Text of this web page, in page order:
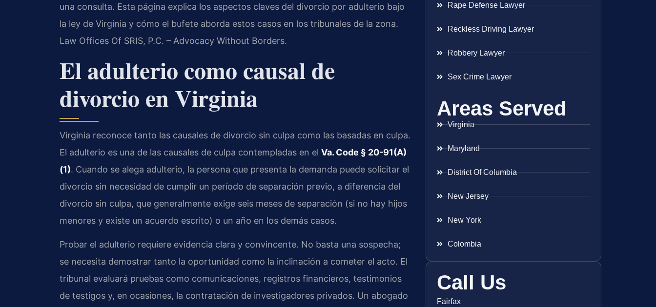
una consulta. Esta página explica los aspectos claves del divorcio por adulterio bajo
la ley de Virginia y cómo el bufete aborda estos casos en los tribunales de la zona.
Law Offices Of SRIS, P.C. – Advocacy Without Borders.
El adulterio como causal de
divorcio en Virginia
Virginia reconoce tanto las causales de divorcio sin culpa como las basadas en culpa.
El adulterio es una de las causales de culpa contempladas en el Va. Code § 20-91(A)
(1). Cuando se alega adulterio, la persona que presenta la demanda puede solicitar el
divorcio sin necesidad de cumplir un período de separación previo, a diferencia del
divorcio sin culpa, que generalmente exige seis meses de separación (si no hay hijos
menores y existe un acuerdo escrito) o un año en los demás casos.
Probar el adulterio requiere evidencia clara y convincente. No basta una sospecha;
se necesita demostrar tanto la oportunidad como la inclinación a cometer el acto. El
tribunal evaluará pruebas como comunicaciones, registros financieros, testimonios
de testigos y, en ocasiones, la contratación de investigadores privados. Un abogado
Rape Defense Lawyer
Reckless Driving Lawyer
Robbery Lawyer
Sex Crime Lawyer
Areas Served
Virginia
Maryland
District Of Columbia
New Jersey
New York
Colombia
Call Us
Fairfax